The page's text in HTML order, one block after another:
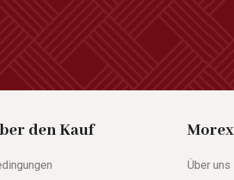
den Kauf Morex
Über uns